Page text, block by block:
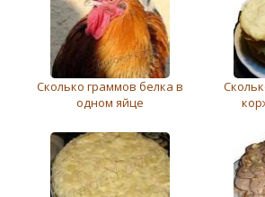
Сколько граммов белка в
одном яйце